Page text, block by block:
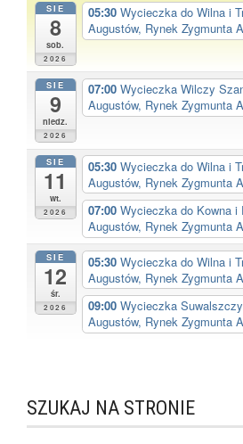
SIE
8
sob.
2026
05:30 Wycieczka do Wilna i
Augustów, Rynek Zygmunta
SIE
9
niedz.
2026
07:00 Wycieczka Wilczy
Augustów, Rynek Zygmunta
SIE
11
wt.
2026
05:30 Wycieczka do Wilna i
Augustów, Rynek Zygmunta
07:00 Wycieczka do Kowna i
Augustów, Rynek Zygmunta
SIE
12
śr.
2026
05:30 Wycieczka do Wilna i
Augustów, Rynek Zygmunta
09:00 Wycieczka
Augustów, Rynek Zygmunta
SZUKAJ NA STRONIE